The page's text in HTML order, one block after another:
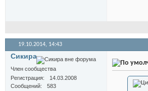
19.10.2014, 14:43
Сикира
Член сообщества
Регистрация
14.03.2008
Сообщений
583